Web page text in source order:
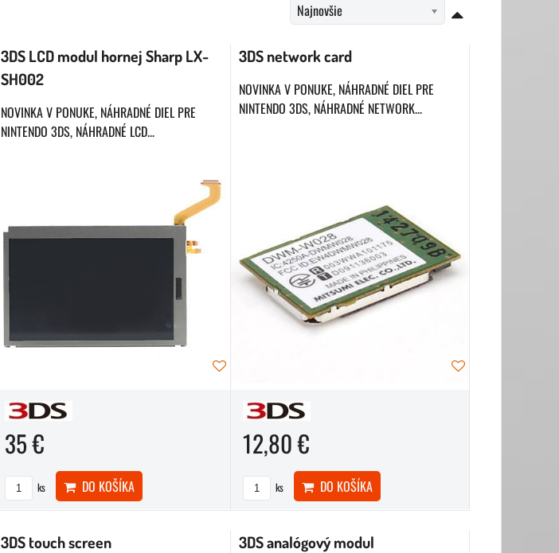
Najnovšie
3DS LCD modul hornej Sharp LX-
SH002
NOVINKA V PONUKE, NÁHRADNÉ DIEL PRE
NINTENDO 3DS, NÁHRADNÉ LCD...
35 €
ks DO KOŠÍKA
3DS network card
NOVINKA V PONUKE, NÁHRADNÉ DIEL PRE
NINTENDO 3DS, NÁHRADNÉ NETWORK...
12,80 €
ks DO KOŠÍKA
3DS touch screen 3DS analógový modul